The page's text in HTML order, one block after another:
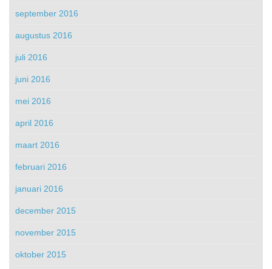
september 2016
augustus 2016
juli 2016
juni 2016
mei 2016
april 2016
maart 2016
februari 2016
januari 2016
december 2015
november 2015
oktober 2015